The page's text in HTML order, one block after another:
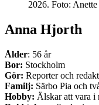
2026. Foto: Anette
Anna Hjorth
Ålder: 56 år
Bor: Stockholm
Gör: Reporter och
Familj: Särbo Pia och
Hobby: Älskar att vara i